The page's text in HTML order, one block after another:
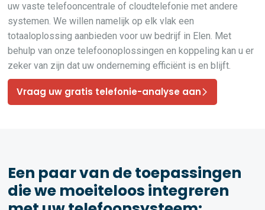
uw vaste telefooncentrale of cloudtelefonie met andere
systemen. We willen namelijk op elk vlak een
totaaloplossing aanbieden voor uw bedrijf in Elen. Met
behulp van onze telefoonoplossingen en koppeling kan u er
zeker van zijn dat uw onderneming efficiënt is en blijft.
Vraag uw gratis telefonie-analyse aan
Een paar van de toepassingen
die we moeiteloos integreren